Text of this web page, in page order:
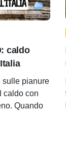
caldo
sulle pianure
caldo con
Quando